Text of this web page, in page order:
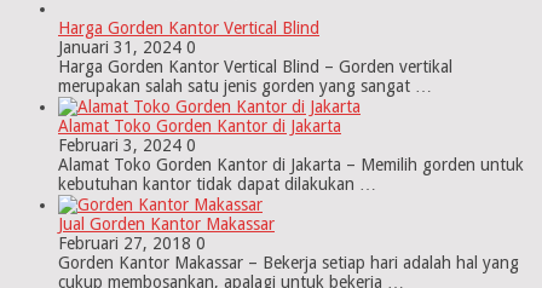
Harga Gorden Kantor Vertical Blind
Januari 31, 2024 0
Harga Gorden Kantor Vertical Blind – Gorden vertikal
merupakan salah satu jenis gorden yang sangat …
Alamat Toko Gorden Kantor di Jakarta
Februari 3, 2024 0
Alamat Toko Gorden Kantor di Jakarta – Memilih gorden untuk
kebutuhan kantor tidak dapat dilakukan …
Jual Gorden Kantor Makassar
Februari 27, 2018 0
Gorden Kantor Makassar – Bekerja setiap hari adalah hal yang
cukup membosankan, apalagi untuk bekerja …